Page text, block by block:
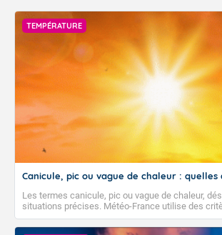
TEMPÉRATURE
Canicule, pic ou vague de chaleur : quelles
Les termes canicule, pic ou vague de chaleur,
situations précises. Météo-France utilise des
climatologiques pour évaluer et qualifier les
peuvent avoir des impacts sanitaires et socio-